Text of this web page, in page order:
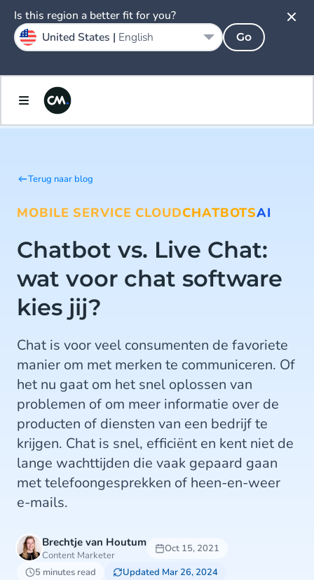
Terug naar blog
MOBILE SERVICE CLOUDCHATBOTSAI
Chatbot vs. Live Chat:
wat voor chat software
kies jij?
Chat is voor veel consumenten de favoriete
manier om met merken te communiceren. Of
het nu gaat om het snel oplossen van
problemen of om meer informatie over de
producten of diensten van een bedrijf te
krijgen. Chat is snel, efficiënt en kent niet de
lange wachttijden die vaak gepaard gaan
met telefoongesprekken of heen-en-weer
e-mails.
Brechtje van Houtum
Content Marketer
Oct 15, 2021
5 minutes read
Updated Mar 26, 2024
Is this region a better fit for you?
United States | English Go